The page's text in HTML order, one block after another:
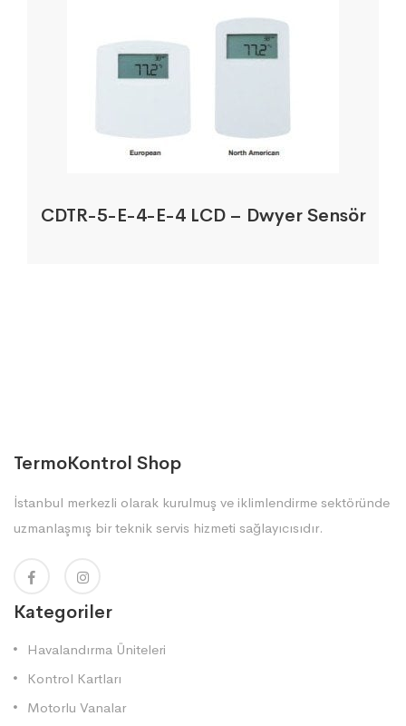
CDTR-5-E-4-E-4 LCD – Dwyer Sensör
TermoKontrol Shop
İstanbul merkezli olarak kurulmuş ve iklimlendirme sektöründe
uzmanlaşmış bir teknik servis hizmeti sağlayıcısıdır.
Kategoriler
Havalandırma Üniteleri
Kontrol Kartları
Motorlu Vanalar